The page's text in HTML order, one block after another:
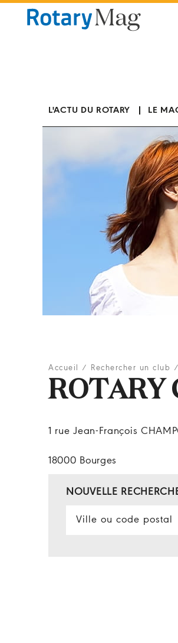
L'ACTU DU ROTARY LE
Accueil / Rechercher un club /
ROTARY
1 rue Jean-François
18000 Bourges
NOUVELLE
Panneau de gestion des cookies